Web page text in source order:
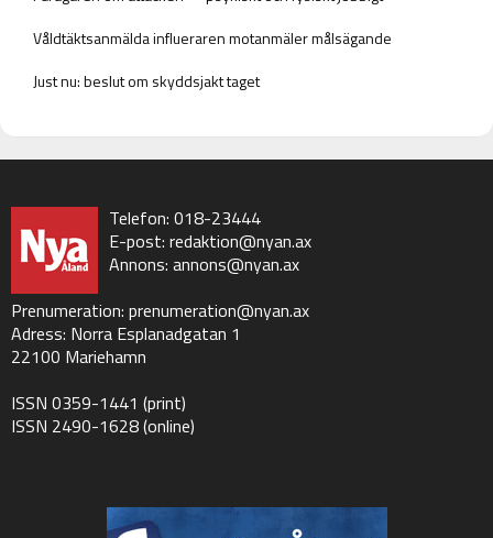
Våldtäktsanmälda influeraren motanmäler målsägande
Just nu: beslut om skyddsjakt taget
Telefon: 018-23444
E-post: redaktion@nyan.ax
Annons: annons@nyan.ax
Prenumeration: prenumeration@nyan.ax
Adress: Norra Esplanadgatan 1
22100 Mariehamn
ISSN 0359-1441 (print)
ISSN 2490-1628 (online)